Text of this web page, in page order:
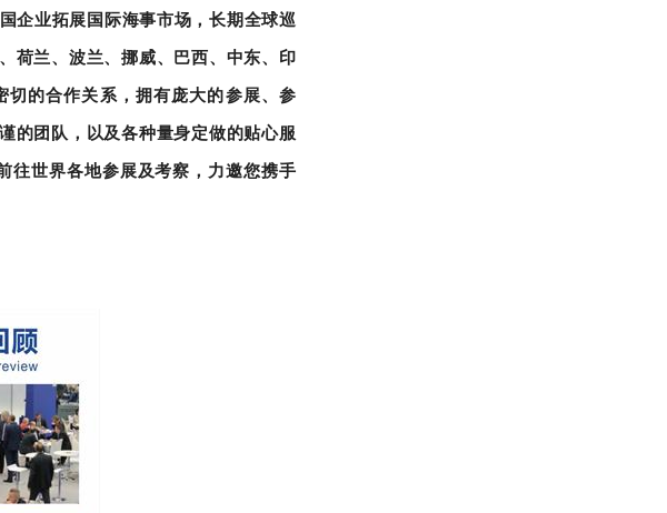
企业拓展国际海事市场，长期全球巡
荷兰、波兰、挪威、巴西、中东、印
切的合作关系，拥有庞大的参展、参
的团队，以及各种量身定做的贴心服
世界各地参展及考察，力邀您携手